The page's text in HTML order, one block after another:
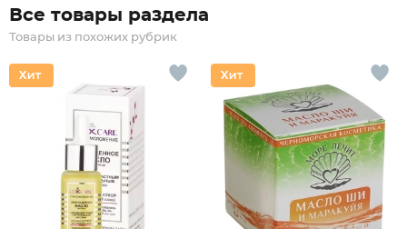
Все товары раздела
Товары из похожих рубрик